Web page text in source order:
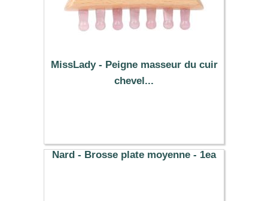
MissLady - Peigne masseur du cuir
chevel...
Nard - Brosse plate moyenne - 1ea